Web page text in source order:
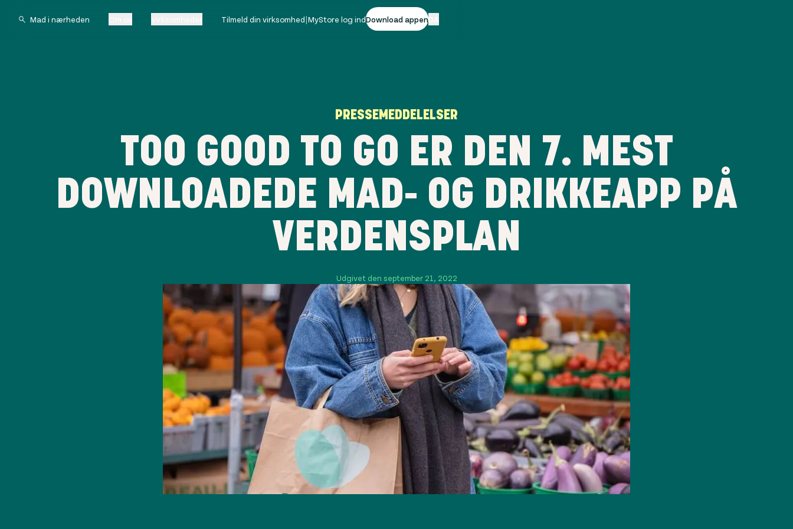
Tilmeld din virksomhed|MyStore log indDownload appen
PRESSEMEDDELELSER
TOO GOOD TO GO ER DEN 7. MEST
DOWNLOADEDE MAD- OG DRIKKEAPP PÅ
VERDENSPLAN
Udgivet den september 21, 2022